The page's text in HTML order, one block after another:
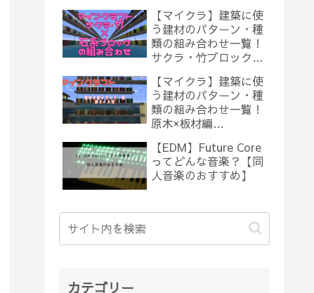
【マイクラ】建築に使
う建材のパターン・種
類の組み合わせ一覧！
サクラ・竹ブロック×
【Minecraft】
【マイクラ】建築に使
う建材のパターン・種
類の組み合わせ一覧！
原木×板材編
【EDM】Future Core
ってどんな音楽？【同
人音楽のおすすめ】
カテゴリー